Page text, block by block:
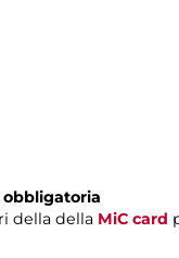
della della MiC card